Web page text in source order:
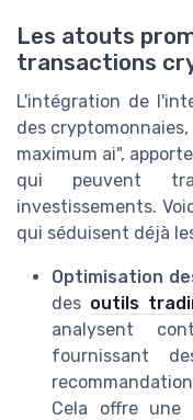
Les atouts
transactions
L'intégration de
des
maximum ai",
qui peuvent
investissements.
qui séduisent déjà
Optimisation
des outils
analysent
fournissant
Cela offre une